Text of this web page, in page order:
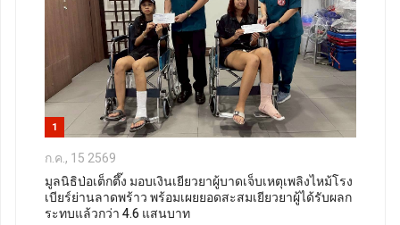
1
ก.ค., 15 2569
มูลนิธิป่อเต็กตึ๊ง มอบเงินเยียวยาผู้บาดเจ็บเหตุเพลิงไหม้โรง
เบียร์ย่านลาดพร้าว พร้อมเผยยอดสะสมเยียวยาผู้ได้รับผลก
ระทบแล้วกว่า 4.6 แสนบาท